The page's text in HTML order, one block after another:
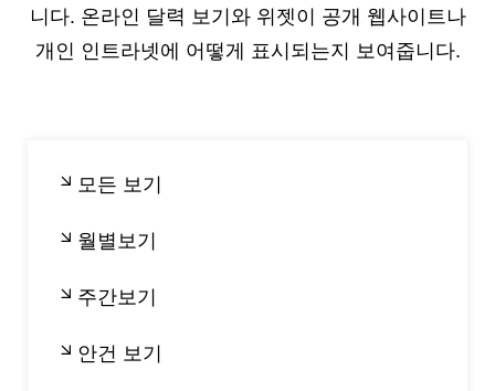
니다. 온라인 달력 보기와 위젯이 공개 웹사이트나
개인 인트라넷에 어떻게 표시되는지 보여줍니다.
모든 보기
월별보기
주간보기
안건 보기